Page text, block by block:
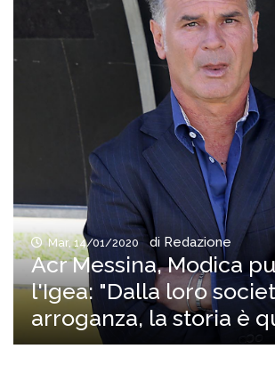
Mar, 14/01/2020 di Redazione
Acr Messina, Modica
l'Igea: "Dalla loro
arroganza, la storia è